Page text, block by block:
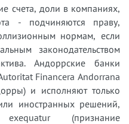
счета, доли в компаниях,
- подчиняются праву,
нормам, если
законодательством
Андоррские банки
Financera Andorrana
и исполняют только
иностранных решений,
(признание